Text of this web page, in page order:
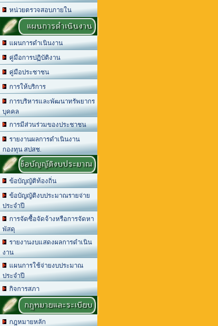
หน่วยตรวจสอบภายใน
แผนการดำเนินงาน
แผนการดำเนินงาน
คู่มือการปฏิบัติงาน
คู่มือประชาชน
การให้บริการ
การบริหารและพัฒนาทรัพยากร
บุคคล
การมีส่วนร่วมของประชาชน
รายงานผลการดำเนินงาน
กองทุน สปสช.
ข้อบัญญัติงบประมาณ
ข้อบัญญัติท้องถิ่น
ข้อบัญญัติงบประมาณรายจ่าย
ประจำปี
การจัดซื้อจัดจ้างหรือการจัดหา
พัสดุ
รายงานงบแสดงผลการดำเนิน
งาน
แผนการใช้จ่ายงบประมาณ
ประจำปี
กิจการสภา
กฎหมายและระเบียบ
กฎหมายหลัก